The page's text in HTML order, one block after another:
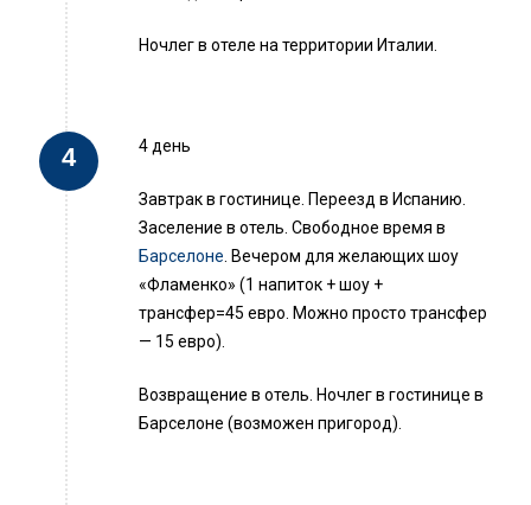
Ночлег в отеле на территории Италии.
4 день
Завтрак в гостинице. Переезд в Испанию.
Заселение в отель. Свободное время в
Барселоне . Вечером для желающих шоу
«Фламенко» (1 напиток + шоу +
трансфер=45 евро. Можно просто трансфер
— 15 евро).
Возвращение в отель. Ночлег в гостинице в
Барселоне (возможен пригород).